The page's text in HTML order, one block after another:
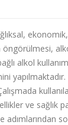
öngörülmesi,
alkol
ve sağlık